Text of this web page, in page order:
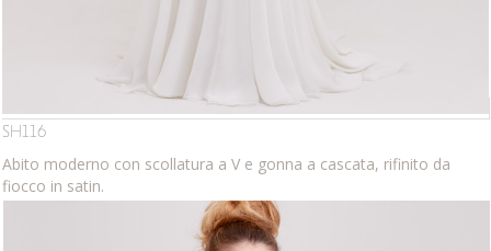
SH116
Abito moderno con scollatura a V e gonna a cascata, rifinito da
fiocco in satin.